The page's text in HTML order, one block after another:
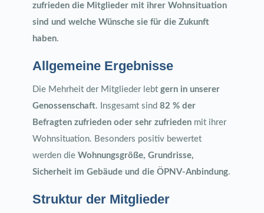
zufrieden die Mitglieder mit ihrer Wohnsituation
sind und welche Wünsche sie für die Zukunft
haben.
Allgemeine Ergebnisse
Die Mehrheit der Mitglieder lebt gern in unserer
Genossenschaft. Insgesamt sind 82 % der
Befragten zufrieden oder sehr zufriedenmit ihrer
Wohnsituation. Besonders positiv bewertet
werden die Wohnungsgröße, Grundrisse,
Sicherheit im Gebäude und die ÖPNV-Anbindung.
Struktur der Mitglieder